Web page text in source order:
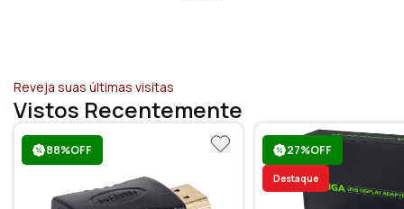
Reveja suas últimas visitas
Vistos Recentemente
88%OFF 27%OFF
Destaque